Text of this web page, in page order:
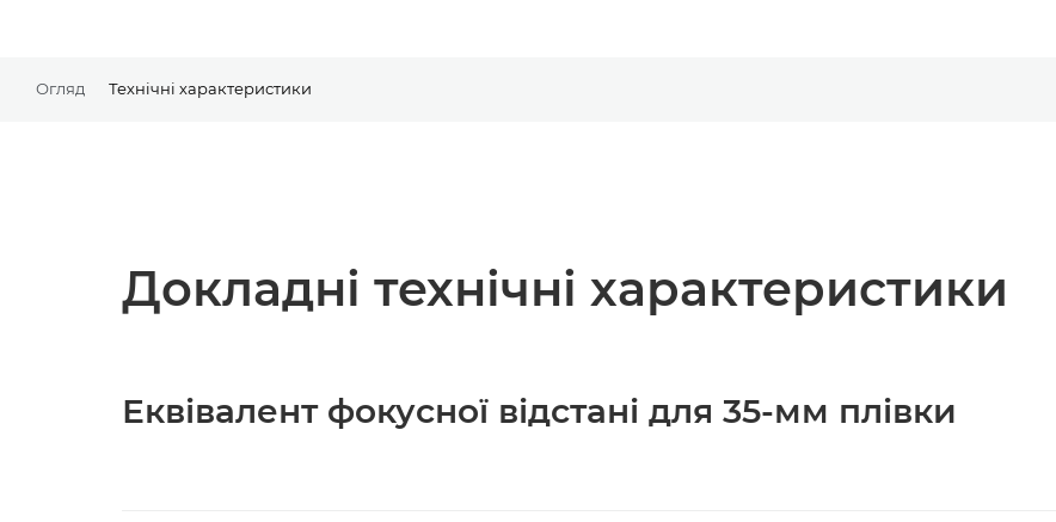
Огляд Технічні характеристики
Докладні технічні характеристики
Еквівалент фокусної відстані для 35-мм плівки